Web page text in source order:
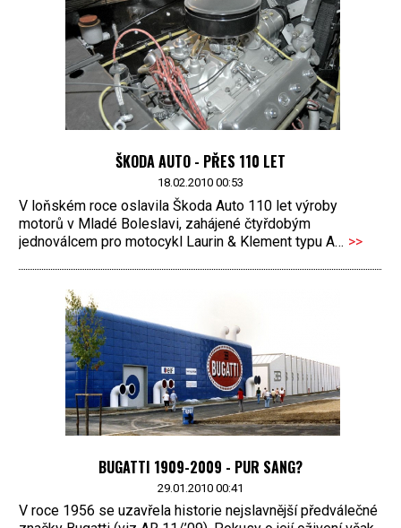
ŠKODA AUTO - PŘES 110 LET
18.02.2010 00:53
V loňském roce oslavila Škoda Auto 110 let výroby
motorů v Mladé Boleslavi, zahájené čtyřdobým
jednoválcem pro motocykl Laurin & Klement typu A… >>
BUGATTI 1909-2009 - PUR SANG?
29.01.2010 00:41
V roce 1956 se uzavřela historie nejslavnější předválečné